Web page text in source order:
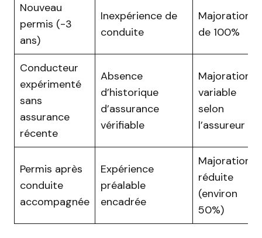
Nouveau
permis (-3
ans)
Inexpérience de
conduite
Majoration
de 100%
Conducteur
expérimenté
sans
assurance
récente
Absence
d’historique
d’assurance
vérifiable
Majoration
variable
selon
l’assureur
Permis après
conduite
accompagnée
Expérience
préalable
encadrée
Majoration
réduite
(environ
50%)